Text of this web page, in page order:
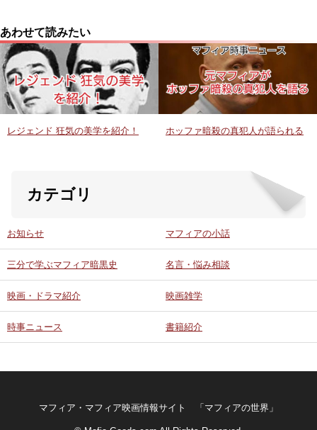
あわせて読みたい
レジェンド 狂気の美学を紹介！ ホッファ暗殺の真犯人が語られる
カテゴリ
お知らせ マフィアの小話
三分で学ぶマフィア暗黒史 名言・悩み相談
映画・ドラマ紹介 映画雑学
時事ニュース 書籍紹介
マフィア・マフィア映画情報サイト 「マフィアの世界」